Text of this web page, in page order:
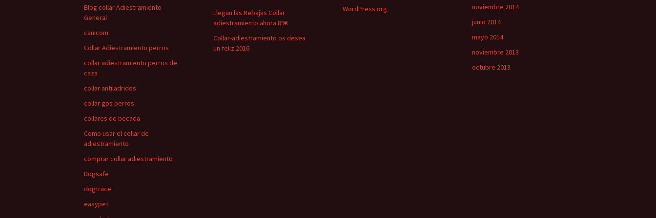
Llegan las Rebajas Collar
adiestramiento ahora 89€
Collar-adiestramiento os desea
un feliz 2016
noviembre 2014
junio 2014
mayo 2014
noviembre 2013
octubre 2013
Blog collar Adiestramiento
General
canicom
Collar Adiestramiento perros
collar adiestramiento perros de
caza
collar antiladridos
collar gps perros
collares de becada
Como usar el collar de
adiestramiento
comprar collar adiestramiento
Dogsafe
dogtrace
easypet
WordPress.org